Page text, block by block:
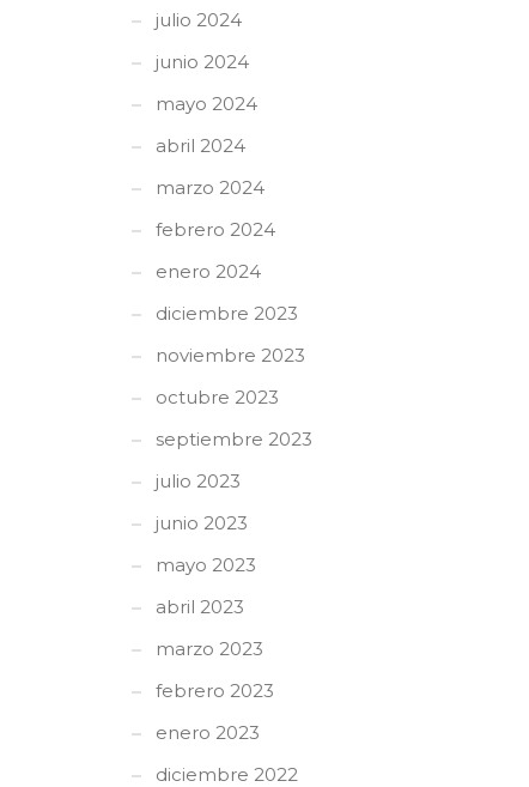
julio 2024
junio 2024
mayo 2024
abril 2024
marzo 2024
febrero 2024
enero 2024
diciembre 2023
noviembre 2023
octubre 2023
septiembre 2023
julio 2023
junio 2023
mayo 2023
abril 2023
marzo 2023
febrero 2023
enero 2023
diciembre 2022